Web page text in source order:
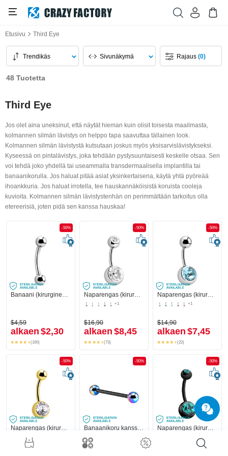
Etusivu Third Eye
Trendikäs Sivunäkymä Rajaus(0)
48 Tuotetta
Third Eye
Jos olet aina uneksinut, että näytät hieman kuin olisit toisesta maailmasta,
kolmannen silmän lävistys on helppo tapa saavuttaa tällainen look.
Kolmannen silmän lävistystä kutsutaan joskus myös yksisarvislävistykseksi.
Kyseessä on pintalävistys, joka tehdään pystysuuntaisesti keskelle otsaa. Sen
voi tehdä joko yhdellä tai useammalla transdermaalisella implantilla tai
banaanikorulla. Jos haluat pitää asiat yksinkertaisena, käytä yhtä pyöreää
ihoankkuria. Jos haluat irrotella, tee hauskannäköisistä koruista cooleja
kuvioita. Kolmannen silmän lävistystenhän on perimmältään tarkoitus olla
etereerisiä, joten pidä sen kanssa hauskaa!
-50%
Banaani (kirurginen teräs, hopea, kiiltävä pinta) kanssa pallot
$4,59
alkaen $2,30
(100)
-50%
Naparengas (kirurginen teräs, hopea, kiiltävä pinta) kanssa pallot ja kristallikivet
+1
$16,90
alkaen $8,45
(73)
-50%
Naparengas (kirurginen teräs, hopea, kiiltävä pinta) kanssa kristallikivi
+1
$14,90
alkaen $7,45
(22)
-50% -50%
Banaanikoru kanssa anodisoidut pallot
-50%
Naparengas (kirurginen teräs, musta, kiiltävä pinta) kanssa kristallikivet